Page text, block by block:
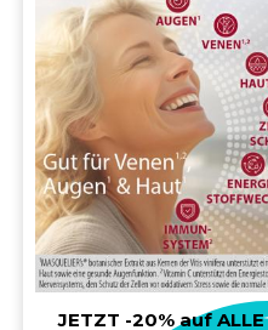
JETZT -20% auf